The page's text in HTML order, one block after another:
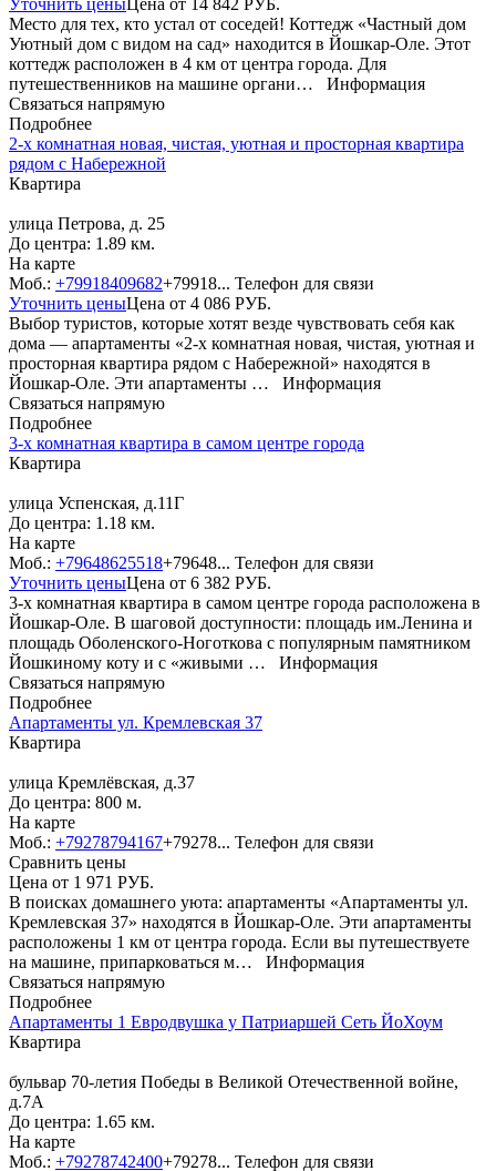
Место для тех, кто устал от соседей! Коттедж «Частный дом
Уютный дом с видом на сад» находится в Йошкар-Оле. Этот
коттедж расположен в 4 км от центра города. Для
путешественников на машине органи… Информация
Связаться напрямую
Подробнее
2-х комнатная новая, чистая, уютная и просторная квартира
рядом с Набережной
Квартира
улица Петрова, д. 25
До центра: 1.89 км.
На карте
Моб.: +79918409682+79918... Телефон для связи
Уточнить ценыЦена от 4 086 РУБ.
Выбор туристов, которые хотят везде чувствовать себя как
дома — апартаменты «2-х комнатная новая, чистая, уютная и
просторная квартира рядом с Набережной» находятся в
Йошкар-Оле. Эти апартаменты … Информация
Связаться напрямую
Подробнее
3-х комнатная квартира в самом центре города
Квартира
улица Успенская, д.11Г
До центра: 1.18 км.
На карте
Моб.: +79648625518+79648... Телефон для связи
Уточнить ценыЦена от 6 382 РУБ.
3-х комнатная квартира в самом центре города расположена в
Йошкар-Оле. В шаговой доступности: площадь им.Ленина и
площадь Оболенского-Ноготкова с популярным памятником
Йошкиному коту и с «живыми … Информация
Связаться напрямую
Подробнее
Апартаменты ул. Кремлевская 37
Квартира
улица Кремлёвская, д.37
До центра: 800 м.
На карте
Моб.: +79278794167+79278... Телефон для связи
Сравнить цены
Цена от 1 971 РУБ.
В поисках домашнего уюта: апартаменты «Апартаменты ул.
Кремлевская 37» находятся в Йошкар-Оле. Эти апартаменты
расположены 1 км от центра города. Если вы путешествуете
на машине, припарковаться м… Информация
Связаться напрямую
Подробнее
Апартаменты 1 Евродвушка у Патриаршей Сеть ЙоХоум
Квартира
бульвар 70-летия Победы в Великой Отечественной войне,
д.7А
До центра: 1.65 км.
На карте
Моб.: +79278742400+79278... Телефон для связи